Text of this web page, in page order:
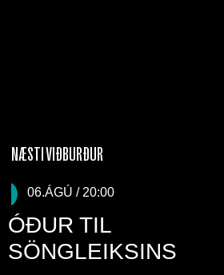
NÆSTI VIÐBURÐUR
06.ÁGÚ / 20:00
ÓÐUR TIL
SÖNGLEIKSINS